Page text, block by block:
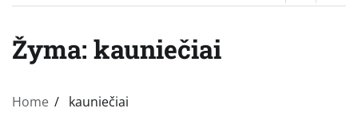
Žyma: kauniečiai
Home kauniečiai